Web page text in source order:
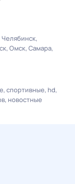
Челябинск
Омск Самара
спортивные hd
новостные